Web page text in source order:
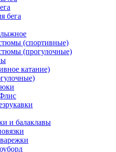
бега
лыжное
(спортивные)
(прогулочные)
катание)
и балаклавы